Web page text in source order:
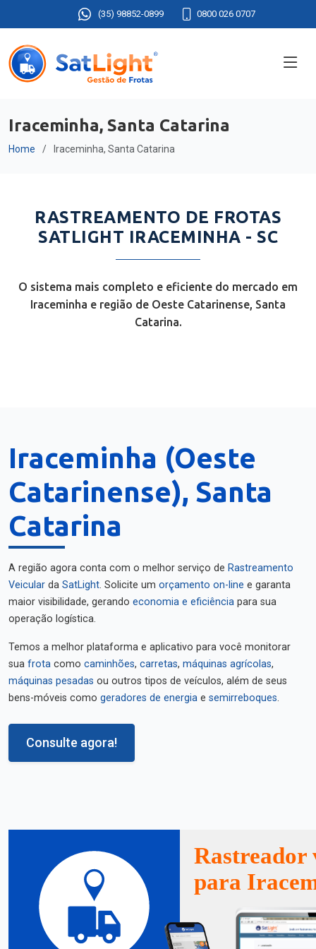
(35) 98852-0899 0800 026 0707
Iraceminha, Santa Catarina
Home Iraceminha, Santa Catarina
RASTREAMENTO DE FROTAS
SATLIGHT IRACEMINHA - SC
O sistema mais completo e eficiente do mercado em
Iraceminha e região de Oeste Catarinense, Santa
Catarina.
Iraceminha (Oeste
Catarinense), Santa
Catarina
A região agora conta com o melhor serviço de Rastreamento
Veicular da SatLight. Solicite um orçamento on-line e garanta
maior visibilidade, gerando economia e eficiência para sua
operação logística.
Temos a melhor plataforma e aplicativo para você monitorar
sua frota como caminhões, carretas, máquinas agrícolas,
máquinas pesadas ou outros tipos de veículos, além de seus
bens-móveis como geradores de energia e semirreboques.
Consulte agora!
Rastreador
para